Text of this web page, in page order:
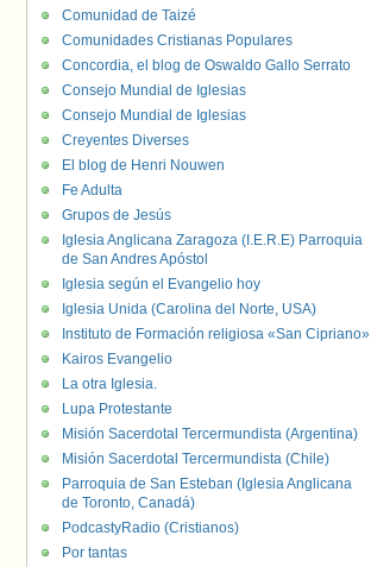
Comunidad de Taizé
Comunidades Cristianas Populares
Concordia, el blog de Oswaldo Gallo Serrato
Consejo Mundial de Iglesias
Consejo Mundial de Iglesias
Creyentes Diverses
El blog de Henri Nouwen
Fe Adulta
Grupos de Jesús
Iglesia Anglicana Zaragoza (I.E.R.E) Parroquia
de San Andres Apóstol
Iglesia según el Evangelio hoy
Iglesia Unida (Carolina del Norte, USA)
Instituto de Formación religiosa «San Cipriano»
Kairos Evangelio
La otra Iglesia.
Lupa Protestante
Misión Sacerdotal Tercermundista (Argentina)
Misión Sacerdotal Tercermundista (Chile)
Parroquia de San Esteban (Iglesia Anglicana
de Toronto, Canadá)
PodcastyRadio (Cristianos)
Por tantas